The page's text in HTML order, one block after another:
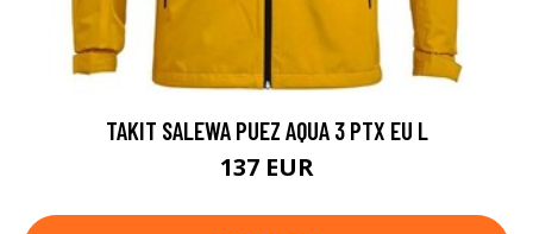
TAKIT SALEWA PUEZ AQUA 3 PTX EU L
137 EUR